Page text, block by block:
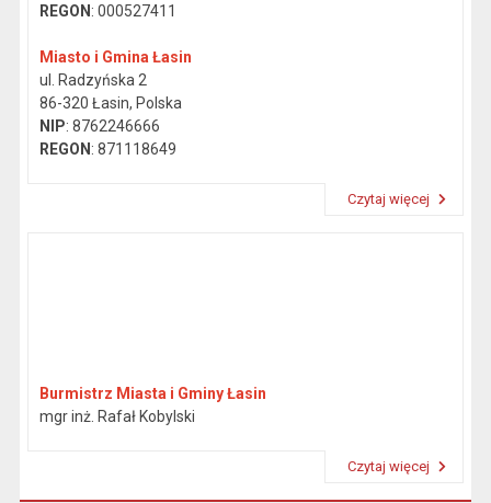
REGON : 000527411
Miasto i Gmina Łasin
ul. Radzyńska 2
86-320 Łasin, Polska
NIP: 8762246666
REGON : 871118649
Czytaj więcej
Burmistrz Miasta i Gminy Łasin
mgr inż. Rafał Kobylski
Czytaj więcej